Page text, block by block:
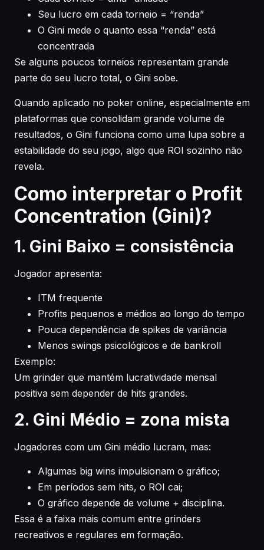
Seu lucro em cada torneio = “renda”
O Gini mede o quanto essa “renda” está
concentrada
Se alguns poucos torneios representam grande
parte do seu lucro total, o Gini sobe.
Quando aplicado no poker online, especialmente em
plataformas que consolidam grande volume de
resultados, o Gini funciona como uma lupa sobre a
estabilidade do seu jogo, algo que ROI sozinho não
revela.
Como interpretar o Profit
Concentration (Gini)?
1. Gini Baixo = consistência
Jogador apresenta:
ITM frequente
Profits pequenos e médios ao longo do tempo
Pouca dependência de spikes de variância
Menos swings psicológicos e de bankroll
Exemplo:
Um grinder que mantém lucratividade mensal
positiva sem depender de hits grandes.
2. Gini Médio = zona mista
Jogadores com um Gini médio lucram, mas:
Algumas big wins impulsionam o gráfico;
Em períodos sem hits, o ROI cai;
O gráfico depende de volume + disciplina.
Essa é a faixa mais comum entre grinders
recreativos e regulares em formação.